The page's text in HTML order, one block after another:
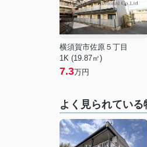
横須賀市佐原５丁目
1K (19.87㎡)
7.3万円
よく見られている